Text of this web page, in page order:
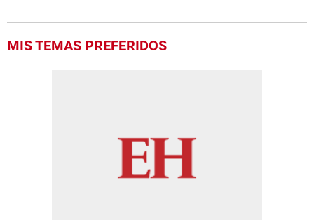
MIS TEMAS PREFERIDOS